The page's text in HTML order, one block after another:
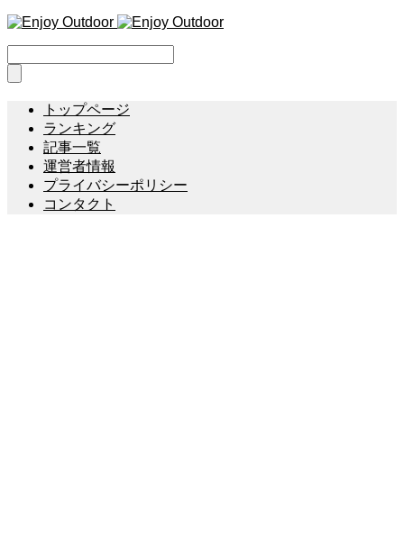
トップページ
ランキング
記事一覧
運営者情報
プライバシーポリシー
コンタクト